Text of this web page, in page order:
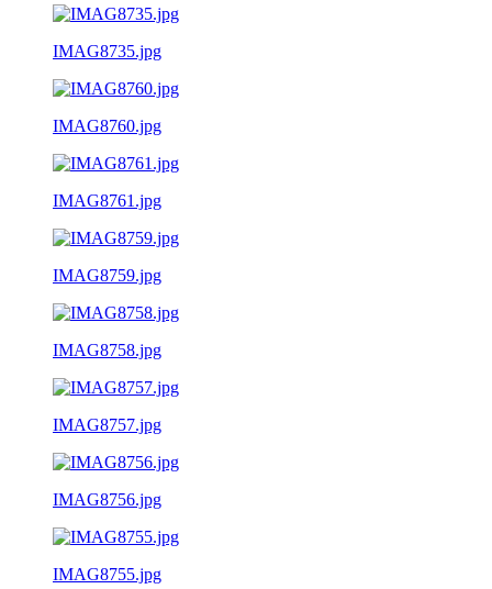
IMAG8735.jpg
IMAG8760.jpg
IMAG8761.jpg
IMAG8759.jpg
IMAG8758.jpg
IMAG8757.jpg
IMAG8756.jpg
IMAG8755.jpg